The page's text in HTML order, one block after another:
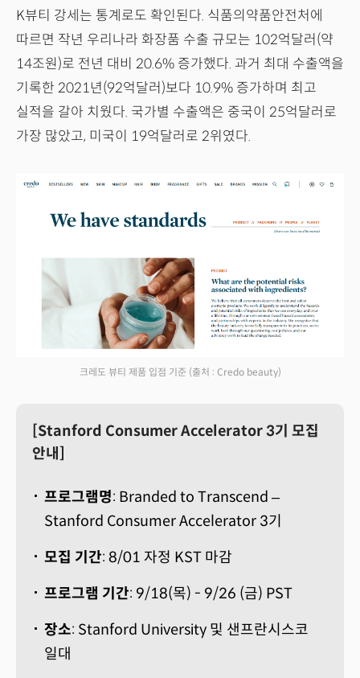
K뷰티 강세는 통계로도 확인된다. 식품의약품안전처에
따르면 작년 우리나라 화장품 수출 규모는 102억달러(약
14조원)로 전년 대비 20.6% 증가했다. 과거 최대 수출액을
기록한 2021년(92억달러)보다 10.9% 증가하며 최고
실적을 갈아 치웠다. 국가별 수출액은 중국이 25억달러로
가장 많았고, 미국이 19억달러로 2위였다.
크레도 뷰티 제품 입점 기준 (출처 : Credo beauty)
[Stanford Consumer Accelerator 3기 모집
안내]
프로그램명: Branded to Transcend –
Stanford Consumer Accelerator 3기
모집 기간: 8/01 자정 KST 마감
프로그램 기간: 9/18(목) - 9/26 (금) PST
장소: Stanford University 및 샌프란시스코
일대